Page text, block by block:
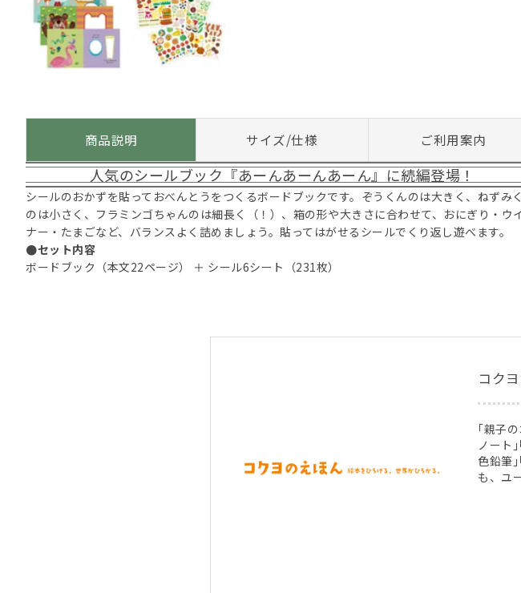
商品説明 サイズ/仕様 ご利用案内
人気のシールブック『あーんあーんあーん』に続編登場！
シールのおかずを貼っておべんとうをつくるボードブックです。ぞうくんのは大きく、ねずみ
のは小さく、フラミンゴちゃんのは細長く（！）、箱の形や大きさに合わせて、おにぎり・ウ
ナー・たまごなど、バランスよく詰めましょう。貼ってはがせるシールでくり返し遊べます。
●セット内容
ボードブック（本文22ページ） ＋ シール6シート（231枚）
コク
｢親子
ノート
色鉛筆
も、ユ